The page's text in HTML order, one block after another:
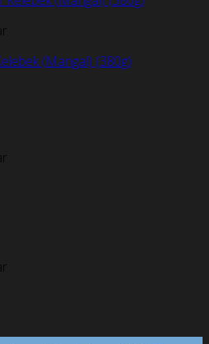
(Mangal) (380g)